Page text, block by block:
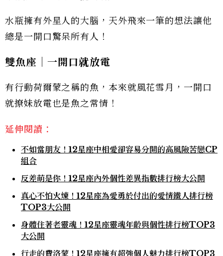
水瓶擁有外星人的大腦，天外飛來一筆的想法讓他
總是一開口驚呆所有人！
雙魚座│一開口就放電
有行動荷爾蒙之稱的魚，本來就風花雪月，一開口
就撩妹放電也是魚之常情！
延伸閱讀：
不如當朋友！12星座中相愛卻容易分開的高風險苦戀CP
組合
反差萌是你！12星座內外個性差異指數排行榜大公開
真心不怕火煉！12星座為愛勇於付出的愛情鐵人排行榜
TOP3大公開
身體住著老靈魂！12星座靈魂年齡與個性排行榜TOP3
大公開
行走的費洛蒙！12星座擁有超強個人魅力排行榜TOP3